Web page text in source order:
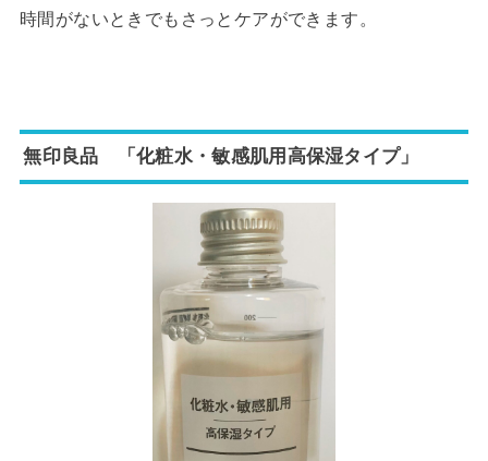
時間がないときでもさっとケアができます。
無印良品 「化粧水・敏感肌用高保湿タイプ」